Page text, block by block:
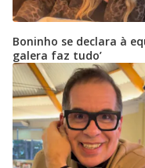
Boninho se declara à
galera faz tudo’